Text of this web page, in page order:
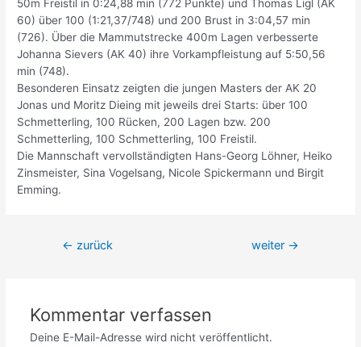
50m Freistil in 0:24,88 min (772 Punkte) und Thomas Ligl (AK
60) über 100 (1:21,37/748) und 200 Brust in 3:04,57 min
(726). Über die Mammutstrecke 400m Lagen verbesserte
Johanna Sievers (AK 40) ihre Vorkampfleistung auf 5:50,56
min (748).
Besonderen Einsatz zeigten die jungen Masters der AK 20
Jonas und Moritz Dieing mit jeweils drei Starts: über 100
Schmetterling, 100 Rücken, 200 Lagen bzw. 200
Schmetterling, 100 Schmetterling, 100 Freistil.
Die Mannschaft vervollständigten Hans-Georg Löhner, Heiko
Zinsmeister, Sina Vogelsang, Nicole Spickermann und Birgit
Emming.
← zurück weiter →
Kommentar verfassen
Deine E-Mail-Adresse wird nicht veröffentlicht.